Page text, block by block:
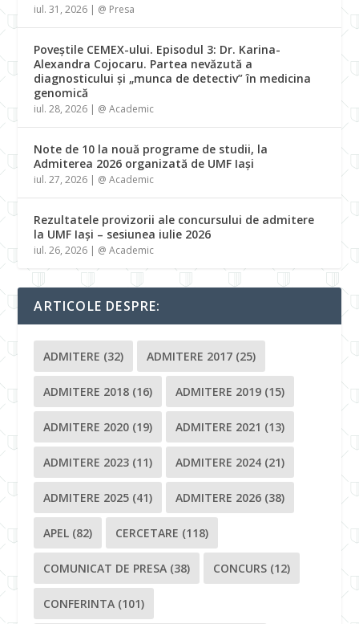
iul. 31, 2026 | @ Presa
Poveștile CEMEX-ului. Episodul 3: Dr. Karina-
Alexandra Cojocaru. Partea nevăzută a
diagnosticului și „munca de detectiv” în medicina
genomică
iul. 28, 2026 | @ Academic
Note de 10 la nouă programe de studii, la
Admiterea 2026 organizată de UMF Iași
iul. 27, 2026 | @ Academic
Rezultatele provizorii ale concursului de admitere
la UMF Iași – sesiunea iulie 2026
iul. 26, 2026 | @ Academic
ARTICOLE DESPRE:
ADMITERE (32) ADMITERE 2017 (25)
ADMITERE 2018 (16) ADMITERE 2019 (15)
ADMITERE 2020 (19) ADMITERE 2021 (13)
ADMITERE 2023 (11) ADMITERE 2024 (21)
ADMITERE 2025 (41) ADMITERE 2026 (38)
APEL (82) CERCETARE (118)
COMUNICAT DE PRESA (38) CONCURS (12)
CONFERINTA (101)